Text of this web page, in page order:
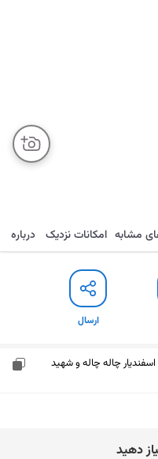
مشابه امکانات نزدیک درباره
ارسال
اسفندیار چاله چاله و شهید
دﻫﯿﺪ